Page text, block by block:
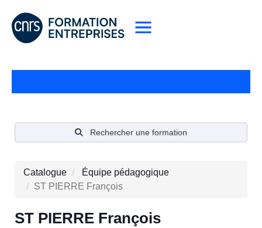
Rechercher une formation
Catalogue
Équipe pédagogique
ST PIERRE François
ST PIERRE François